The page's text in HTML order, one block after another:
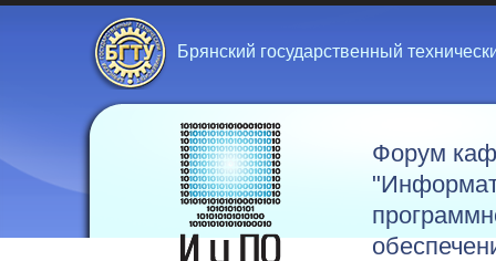
Брянский государственный
Форум